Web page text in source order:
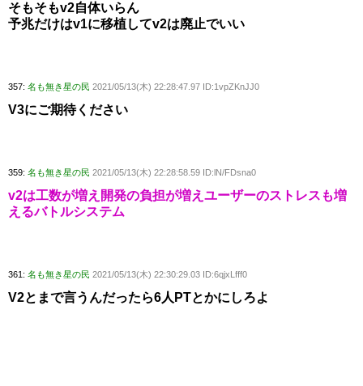
そもそもv2自体いらん
予兆だけはv1に移植してv2は廃止でいい
357: 名も無き星の民 2021/05/13(木) 22:28:47.97 ID:1vpZKnJJ0
V3にご期待ください
359: 名も無き星の民 2021/05/13(木) 22:28:58.59 ID:lN/FDsna0
v2は工数が増え開発の負担が増えユーザーのストレスも増
えるバトルシステム
361: 名も無き星の民 2021/05/13(木) 22:30:29.03 ID:6qjxLfff0
V2とまで言うんだったら6人PTとかにしろよ